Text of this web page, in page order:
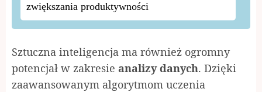
zwiększania produktywności
Sztuczna inteligencja ma również ogromny
potencjał w zakresie analizy danych. Dzięki
zaawansowanym algorytmom uczenia